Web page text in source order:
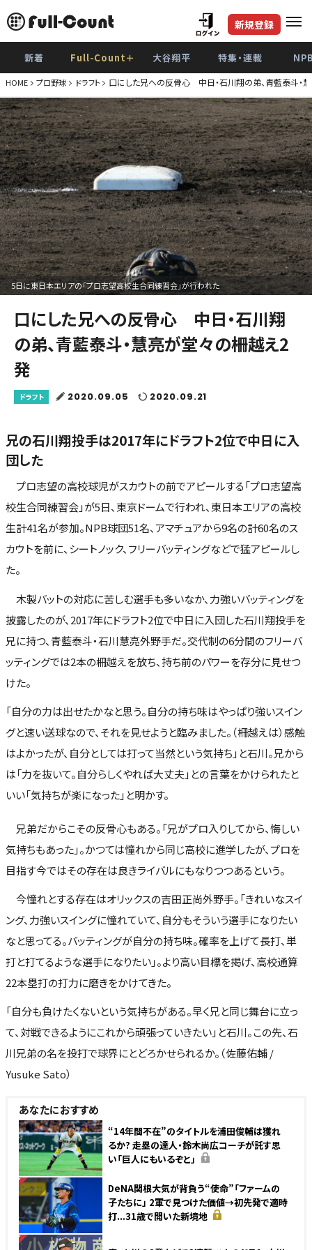
新規登録
新着 Full-Count＋ 大谷翔平 特集・連載
HOME プロ野球 ドラフト 口にした兄への反骨心 中日・石川翔の弟、青藍泰斗・
5日に東日本エリアの「プロ志望高校生合同練習会」が行われた
口にした兄への反骨心 中日・石川翔
の弟、青藍泰斗・慧亮が堂々の柵越え2
発
ドラフト 2020.09.05 2020.09.21
兄の石川翔投手は2017年にドラフト2位で中日に入
団した
プロ志望の高校球児がスカウトの前でアピールする「プロ志望高
校生合同練習会」が5日、東京ドームで行われ、東日本エリアの高校
生計41名が参加。NPB球団51名、アマチュアから9名の計60名のス
カウトを前に、シートノック、フリーバッティングなどで猛アピールし
た。
木製バットの対応に苦しむ選手も多いなか、力強いバッティングを
披露したのが、2017年にドラフト2位で中日に入団した石川翔投手を
兄に持つ、青藍泰斗・石川慧亮外野手だ。交代制の6分間のフリーバ
ッティングでは2本の柵越えを放ち、持ち前のパワーを存分に見せつ
けた。
「自分の力は出せたかなと思う。自分の持ち味はやっぱり強いスイン
グと速い送球なので、それを見せようと臨みました。（柵越えは）感触
はよかったが、自分としては打って当然という気持ち」と石川。兄から
は「力を抜いて。自分らしくやれば大丈夫」との言葉をかけられたと
いい「気持ちが楽になった」と明かす。
兄弟だからこその反骨心もある。「兄がプロ入りしてから、悔しい
気持ちもあった」。かつては憧れから同じ高校に進学したが、プロを
目指す今ではその存在は良きライバルにもなりつつあるという。
今憧れとする存在はオリックスの吉田正尚外野手。「きれいなスイ
ング、力強いスイングに憧れていて、自分もそういう選手になりたい
なと思ってる。バッティングが自分の持ち味。確率を上げて長打、単
打と打てるような選手になりたい」。より高い目標を掲げ、高校通算
22本塁打の打力に磨きをかけてきた。
「自分も負けたくないという気持ちがある。早く兄と同じ舞台に立っ
て、対戦できるようにこれから頑張っていきたい」と石川。この先、石
川兄弟の名を投打で球界にとどろかせられるか。（佐藤佑輔 /
Yusuke Sato）
あなたにおすすめ
“14年間不在”のタイトルを浦田俊輔は獲れ
るか? 走塁の達人・鈴木尚広コーチが託す思
い「巨人にもいるぞと」
NEW
DeNA関根大気が背負う“使命”「ファームの
子たちに」 2軍で見つけた価値→初先発で適時
打...31歳で開いた新境地
NEW